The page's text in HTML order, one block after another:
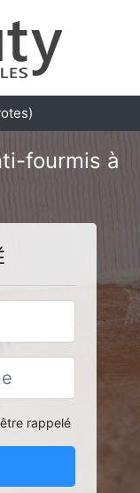
fourmis à
rappelé